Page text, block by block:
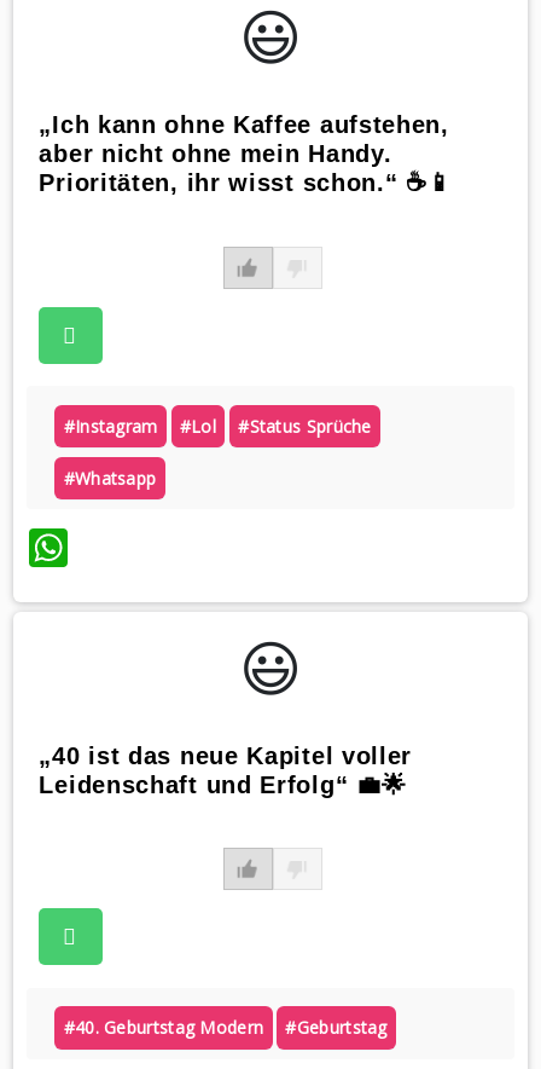
😃️
„Ich kann ohne Kaffee aufstehen,
aber nicht ohne mein Handy.
Prioritäten, ihr wisst schon.“ ☕📱
#instagram #lol #status Sprüche
#whatsapp
WhatsApp
😃️
„40 ist das neue Kapitel voller
Leidenschaft und Erfolg“ 💼🌟
#40. Geburtstag Modern #geburtstag